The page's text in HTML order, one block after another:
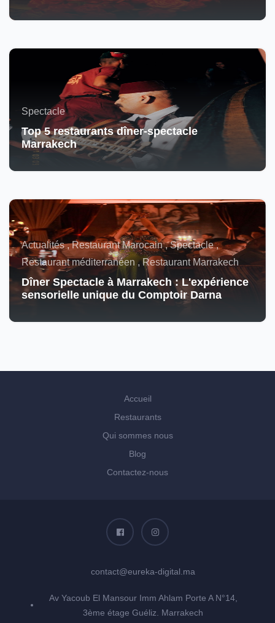
Spectacle
Top 5 restaurants dîner-spectacle
Marrakech
Actualités , Restaurant Marocain , Spectacle ,
Restaurant méditerranéen , Restaurant Marrakech
Dîner Spectacle à Marrakech : L'expérience
sensorielle unique du Comptoir Darna
Accueil
Restaurants
Qui sommes nous
Blog
Contactez-nous
contact@eureka-digital.ma
Av Yacoub El Mansour Imm Ahlam Porte A N°14,
3ème étage Guéliz. Marrakech